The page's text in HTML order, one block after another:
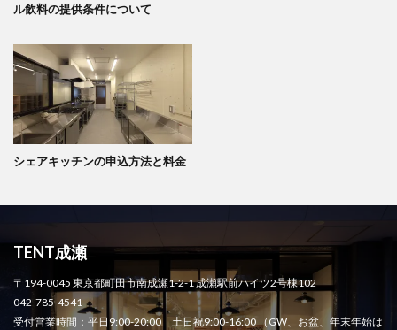
ル飲料の提供条件について
シェアキッチンの申込方法と料金
TENT成瀬
〒194-0045 東京都町田市南成瀬1-2-1 成瀬駅前ハイツ2号棟102
042-785-4541
受付営業時間：平日9:00-20:00 土日祝9:00-16:00 （GW、お盆、年末年始は